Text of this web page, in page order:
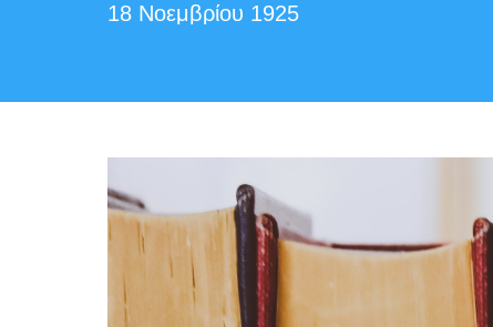
18 Νοεμβρίου 1925